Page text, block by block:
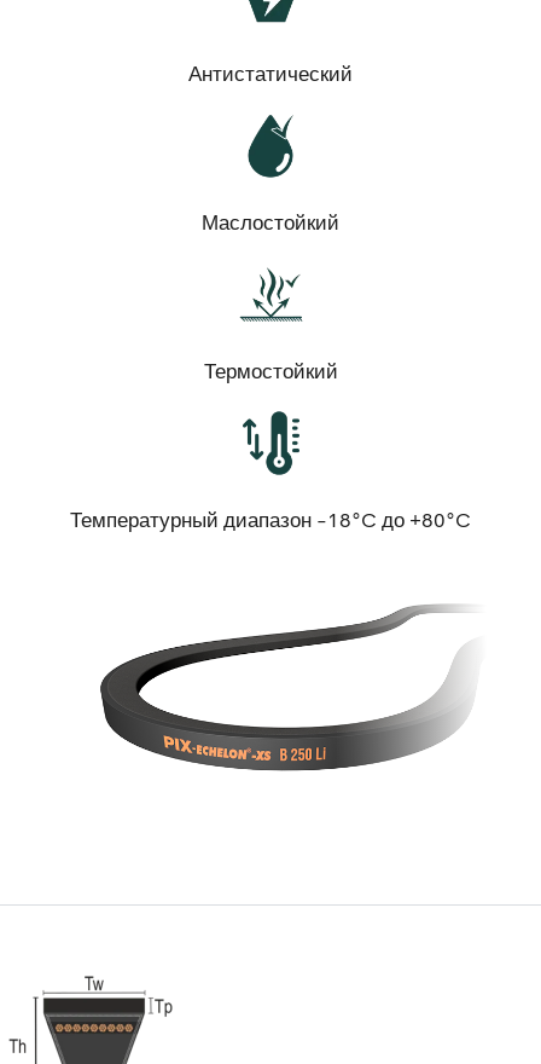
Антистатический
Маслостойкий
Термостойкий
Температурный диапазон -18°C до +80°C